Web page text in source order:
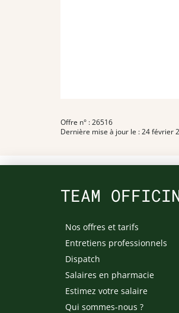
Offre n° : 26516
Dernière mise à jour le : 24 février
TEAM
Nos offres et tarifs
Entretiens professionnels
Dispatch
Salaires en pharmacie
Estimez votre salaire
Qui sommes-nous ?